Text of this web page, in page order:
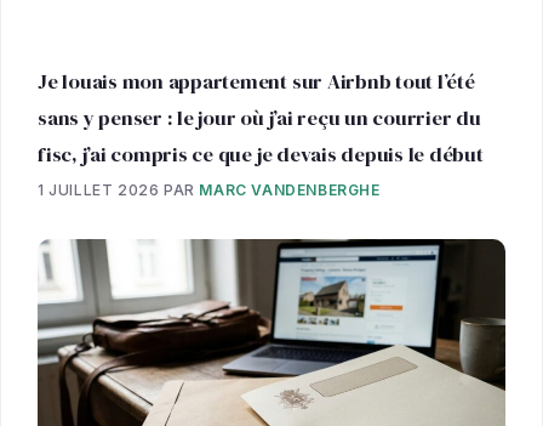
Je louais mon appartement sur Airbnb tout l’été
sans y penser : le jour où j’ai reçu un courrier du
fisc, j’ai compris ce que je devais depuis le début
1 JUILLET 2026 PAR MARC VANDENBERGHE